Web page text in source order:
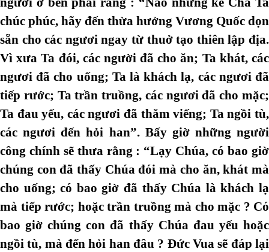
chúc phúc, hãy đến thừa hưởng Vương Quốc dọn
sẵn cho các ngươi ngay từ thuở tạo thiên lập địa.
Vì xưa Ta đói, các người đã cho ăn; Ta khát, các
ngươi đã cho uống; Ta là khách lạ, các ngươi đã
tiếp rước; Ta trần truồng, các ngươi đã cho mặc;
Ta đau yếu, các ngươi đã thăm viếng; Ta ngồi tù,
các ngươi đến hỏi han”. Bấy giờ những người
công chính sẽ thưa rằng : “Lạy Chúa, có bao giờ
chúng con đã thấy Chúa đói mà cho ăn, khát mà
cho uống; có bao giờ đã thấy Chúa là khách lạ
mà tiếp rước; hoặc trần truồng mà cho mặc ? Có
bao giờ chúng con đã thấy Chúa đau yếu hoặc
ngồi tù, mà đến hỏi han đâu ? Đức Vua sẽ đáp lại